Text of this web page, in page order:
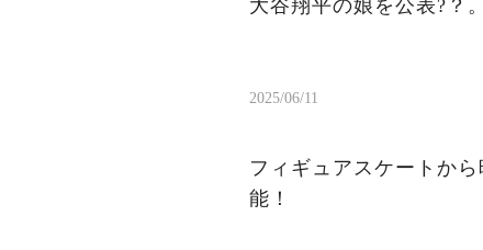
大谷翔平の娘を公表?？
2025/06/11
フィギュアスケートか
能！